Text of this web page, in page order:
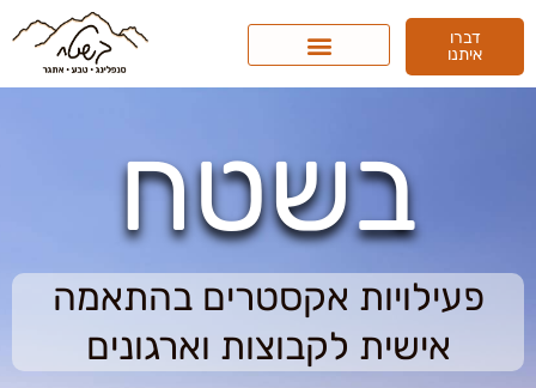
דילוג
דברו
איתנו
בשטח
פעילויות אקסטרים בהתאמה
אישית לקבוצות וארגונים